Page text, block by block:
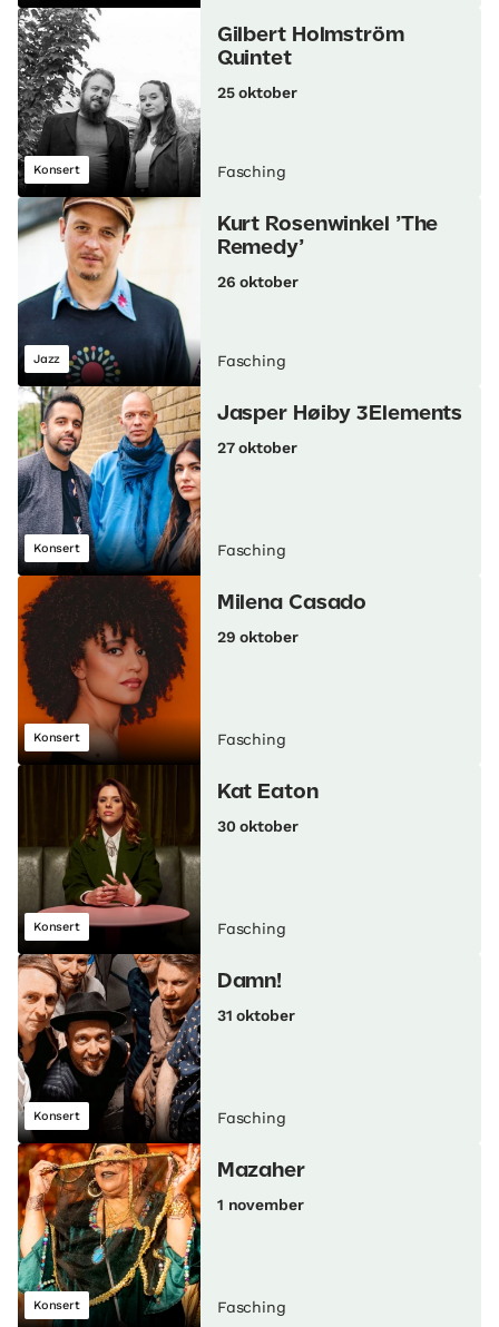
Konsert
Gilbert Holmström
Quintet
25 oktober
Fasching
Jazz
Kurt Rosenwinkel ’The
Remedy’
26 oktober
Fasching
Konsert
Jasper Høiby 3Elements
27 oktober
Fasching
Konsert
Milena Casado
29 oktober
Fasching
Konsert
Kat Eaton
30 oktober
Fasching
Konsert
Damn!
31 oktober
Fasching
Konsert
Mazaher
1 november
Fasching